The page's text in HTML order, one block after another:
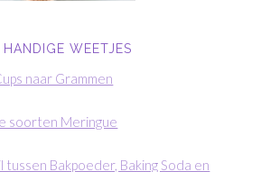
HANDIGE WEETJES
naar Grammen
soorten Meringue
tussen Bakpoeder, Baking Soda en